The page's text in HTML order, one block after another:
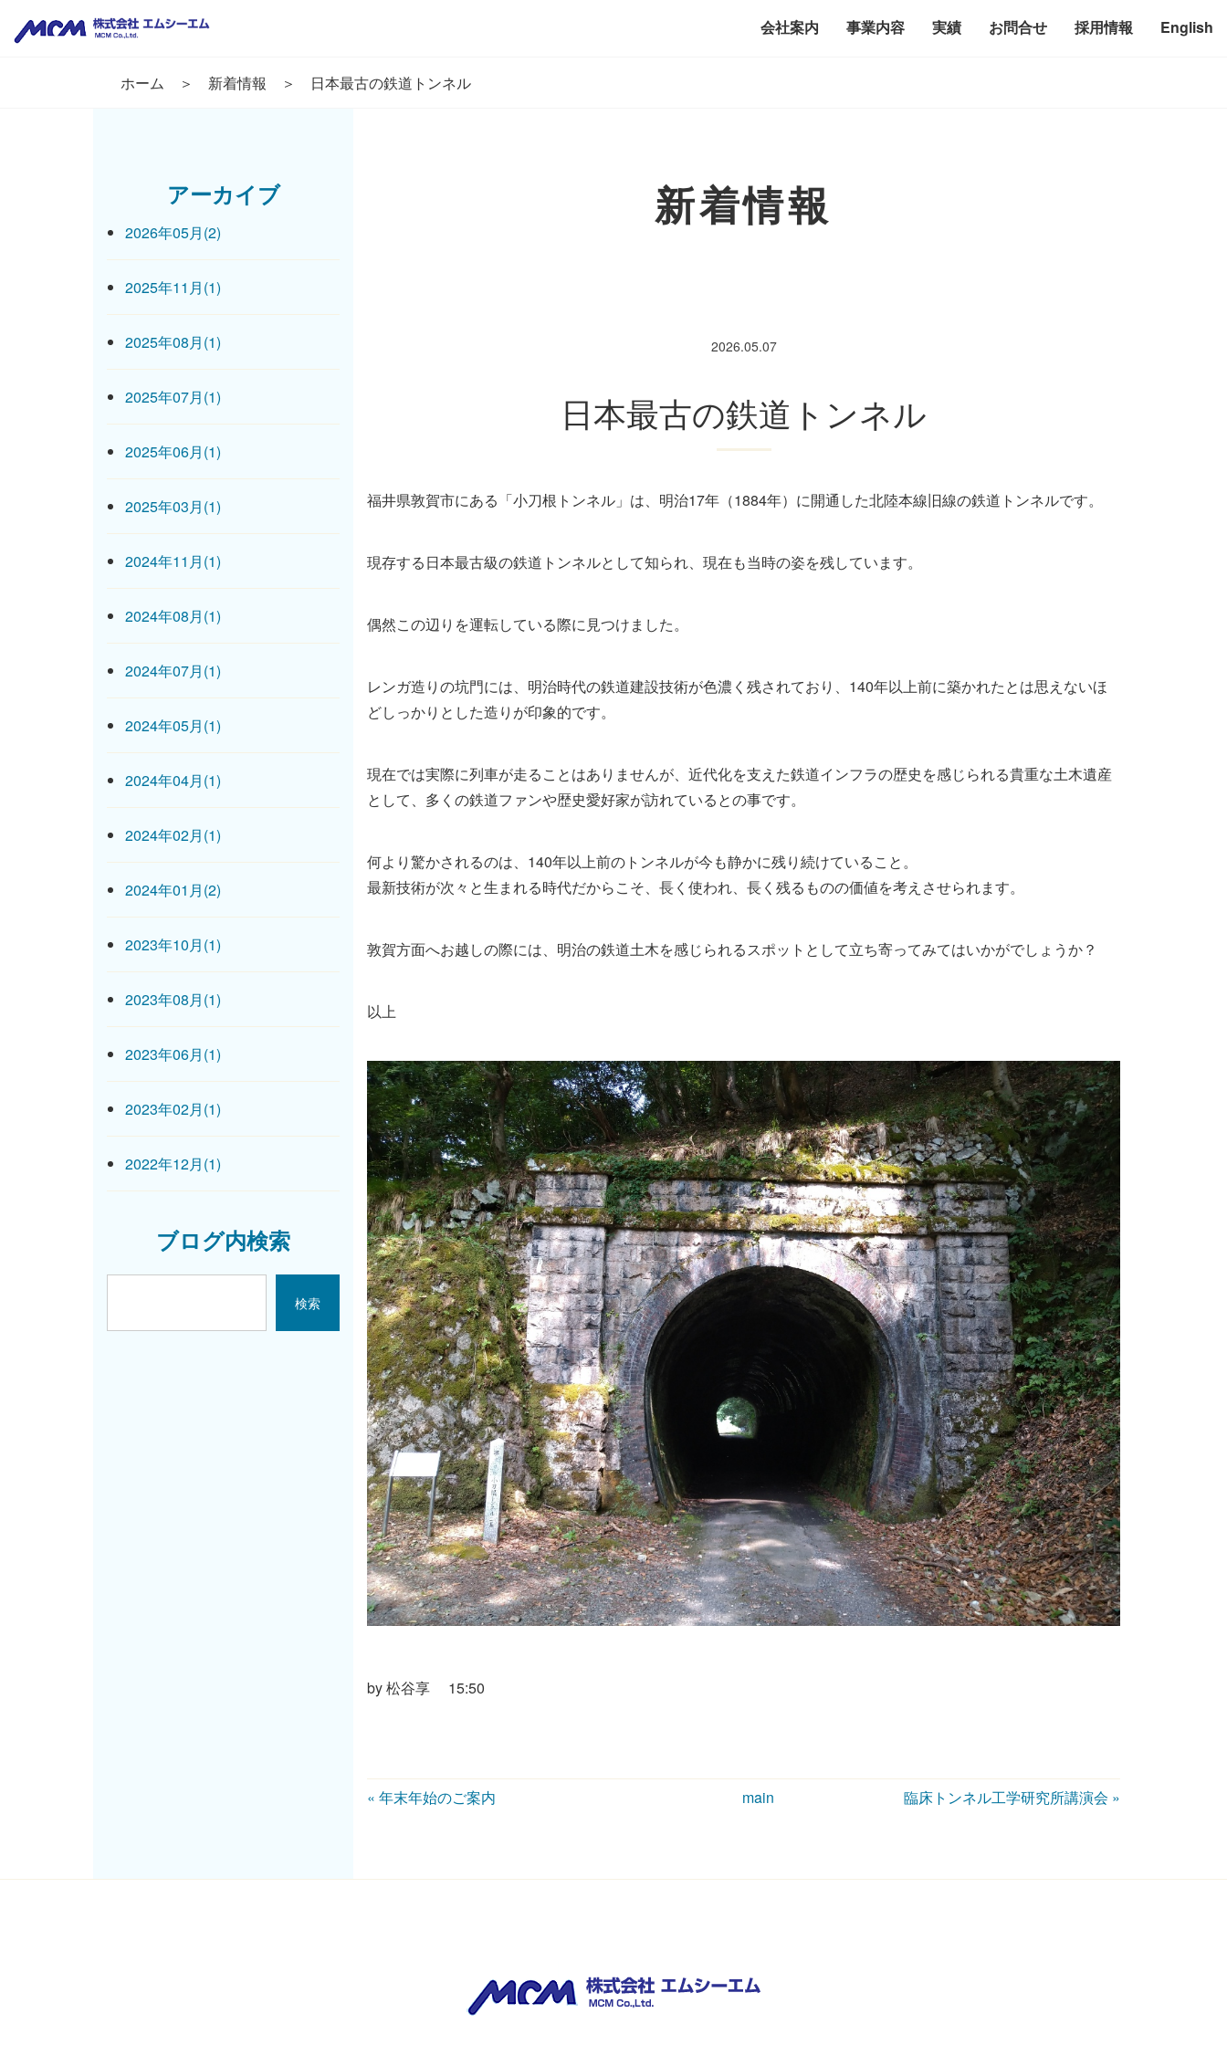
会社案内 事業内容 実績 お問合せ 採用情報 English
ホーム 新着情報 日本最古の鉄道トンネル
新着情報
2026.05.07
日本最古の鉄道トンネル
福井県敦賀市にある「小刀根トンネル」は、明治17年（1884年）に開通した北陸本線旧線の鉄道トンネルです。
現存する日本最古級の鉄道トンネルとして知られ、現在も当時の姿を残しています。
偶然この辺りを運転している際に見つけました。
レンガ造りの坑門には、明治時代の鉄道建設技術が色濃く残されており、140年以上前に築かれたとは思えないほ
どしっかりとした造りが印象的です。
現在では実際に列車が走ることはありませんが、近代化を支えた鉄道インフラの歴史を感じられる貴重な土木遺産
として、多くの鉄道ファンや歴史愛好家が訪れているとの事です。
何より驚かされるのは、140年以上前のトンネルが今も静かに残り続けていること。
最新技術が次々と生まれる時代だからこそ、長く使われ、長く残るものの価値を考えさせられます。
敦賀方面へお越しの際には、明治の鉄道土木を感じられるスポットとして立ち寄ってみてはいかがでしょうか？
以上
by松谷享 15:50
« 年末年始のご案内 main 臨床トンネル工学研究所講演会 »
アーカイブ
2026年05月(2)
2025年11月(1)
2025年08月(1)
2025年07月(1)
2025年06月(1)
2025年03月(1)
2024年11月(1)
2024年08月(1)
2024年07月(1)
2024年05月(1)
2024年04月(1)
2024年02月(1)
2024年01月(2)
2023年10月(1)
2023年08月(1)
2023年06月(1)
2023年02月(1)
2022年12月(1)
ブログ内検索